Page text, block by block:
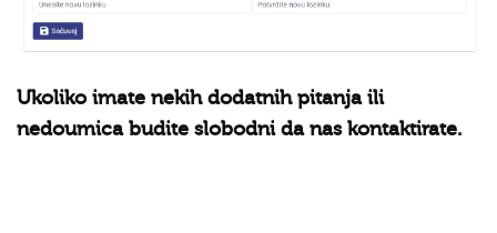
Ukoliko imate nekih dodatnih pitanja ili
nedoumica budite slobodni da nas kontaktirate.